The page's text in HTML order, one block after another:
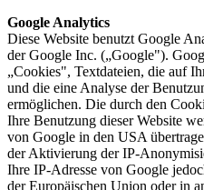
Google Analytics
Diese Website benutzt Google
der Google Inc. („Google").
„Cookies", Textdateien, die auf
und die eine Analyse der
ermöglichen. Die durch den
Ihre Benutzung dieser Website
von Google in den USA
der Aktivierung der IP-
Ihre IP-Adresse von Google
der Europäischen Union oder in